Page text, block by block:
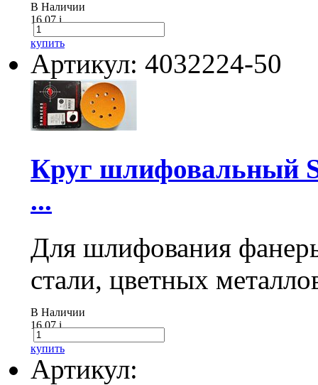
В Наличии
16.07i
купить
Артикул: 4032224-50
Круг шлифовальный
...
Для шлифования
стали, цветных
В Наличии
16.07i
купить
Артикул: